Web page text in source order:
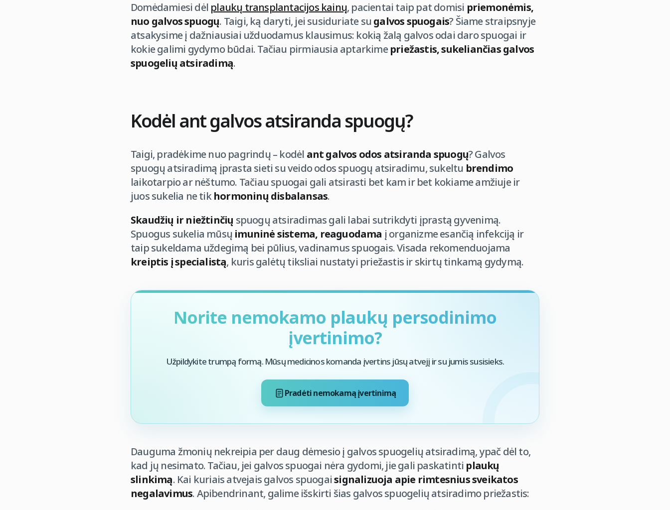
Domėdamiesi dėl plaukų transplantacijos kainų, pacientai taip pat domisi priemonėmis,
nuo galvos spuogų. Taigi, ką daryti, jei susiduriate sugalvos spuogais? Šiame straipsnyje
atsakysime į dažniausiai užduodamus klausimus: kokią žalą galvos odai daro spuogai ir
kokie galimi gydymo būdai. Tačiau pirmiausia aptarkimepriežastis, sukeliančias galvos
spuogelių atsiradimą.
Kodėl ant galvos atsiranda spuogų?
Taigi, pradėkime nuo pagrindų – kodėl ant galvos odos atsiranda spuogų? Galvos
spuogų atsiradimą įprasta sieti su veido odos spuogų atsiradimu, sukeltu brendimo
laikotarpio ar nėštumo. Tačiau spuogai gali atsirasti bet kam ir bet kokiame amžiuje ir
juos sukelia ne tikhormoninų disbalansas.
Skaudžių ir niežtinčių spuogų atsiradimas gali labai sutrikdyti įprastą gyvenimą.
Spuogus sukelia mūsų imuninė sistema, reaguodama į organizme esančią infekciją ir
taip sukeldama uždegimą bei pūlius, vadinamus spuogais. Visada rekomenduojama
kreiptis į specialistą, kuris galėtų tiksliai nustatyi priežastis ir skirtų tinkamą gydymą.
Norite nemokamo plaukų persodinimo
įvertinimo?
Užpildykite trumpą formą. Mūsų medicinos komanda įvertins jūsų atvejį ir su jumis susisieks.
Pradėti nemokamą įvertinimą
Dauguma žmonių nekreipia per daug dėmesio į galvos spuogelių atsiradimą, ypač dėl to,
kad jų nesimato. Tačiau, jei galvos spuogai nėra gydomi, jie gali paskatinti plaukų
slinkimą. Kai kuriais atvejais galvos spuogaisignalizuoja apie rimtesnius sveikatos
negalavimus. Apibendrinant, galime išskirti šias galvos spuogelių atsiradimo priežastis: